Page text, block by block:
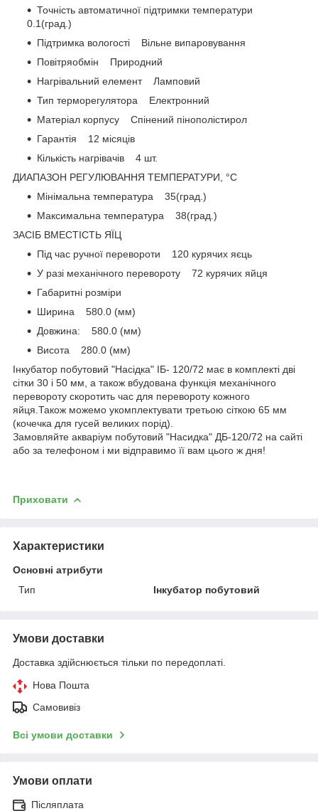
Точність автоматичної підтримки температури
0.1(град.)
Підтримка вологості Вільне випаровування
Повітряобмін Природний
Нагрівальний елемент Ламповий
Тип терморегулятора Електронний
Матеріал корпусу Спінений пінополістирол
Гарантія 12 місяців
Кількість нагрівачів 4 шт.
ДИАПАЗОН РЕГУЛЮВАННЯ ТЕМПЕРАТУРИ, °С
Мінімальна температура 35(град.)
Максимальна температура 38(град.)
ЗАСІБ ВМЕСТІСТЬ ЯЇЦ
Під час ручної перевороти 120 курячих яєць
У разі механічного перевороту 72 курячих яйця
Габаритні розміри
Ширина 580.0 (мм)
Довжина: 580.0 (мм)
Висота 280.0 (мм)
Інкубатор побутовий "Насідка" ІБ- 120/72 має в комплекті дві
сітки 30 і 50 мм, а також вбудована функція механічного
перевороту скоротить час для перевороту кожного
яйця.Також можемо укомплектувати третьою сіткою 65 мм
(кочечка для гусей великих порід).
Замовляйте акваріум побутовий "Насидка" ДБ-120/72 на сайті
або за телефоном і ми відправимо її вам цього ж дня!
Приховати
Характеристики
Основні атрибути
Тип
Інкубатор побутовий
Умови доставки
Доставка здійснюється тільки по передоплаті.
Нова Пошта
Самовивіз
Всі умови доставки
Умови оплати
Післяплата